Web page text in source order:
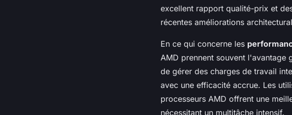
excellent rapport qualité-prix et
récentes améliorations
En ce qui concerne les
AMD prennent souvent
de gérer des charges de travail
avec une efficacité accrue. Les
processeurs AMD offrent une
nécessitant un multitâche intensif.